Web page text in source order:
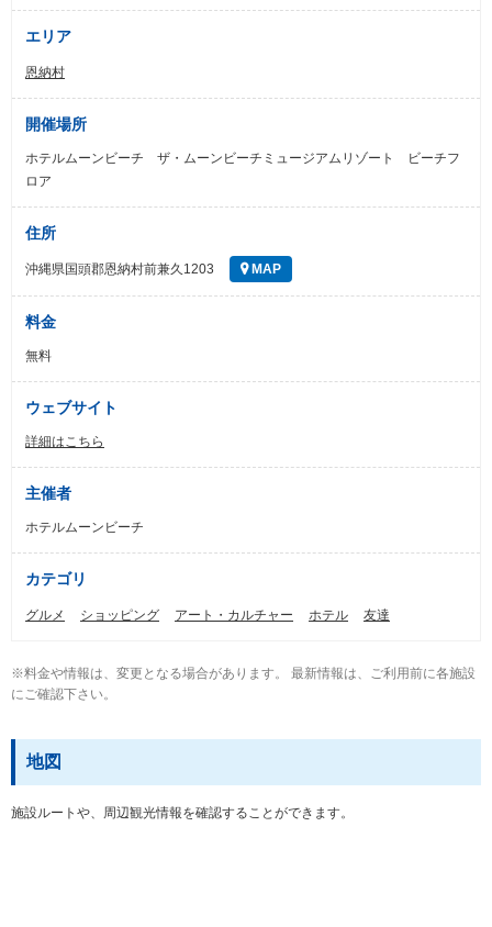
エリア
恩納村
開催場所
ホテルムーンビーチ ザ・ムーンビーチミュージアムリゾート ビーチフ
ロア
住所
沖縄県国頭郡恩納村前兼久1203 MAP
料金
無料
ウェブサイト
詳細はこちら
主催者
ホテルムーンビーチ
カテゴリ
グルメ ショッピング アート・カルチャー ホテル 友達
※料金や情報は、変更となる場合があります。 最新情報は、ご利用前に各施設
にご確認下さい。
地図
施設ルートや、周辺観光情報を確認することができます。